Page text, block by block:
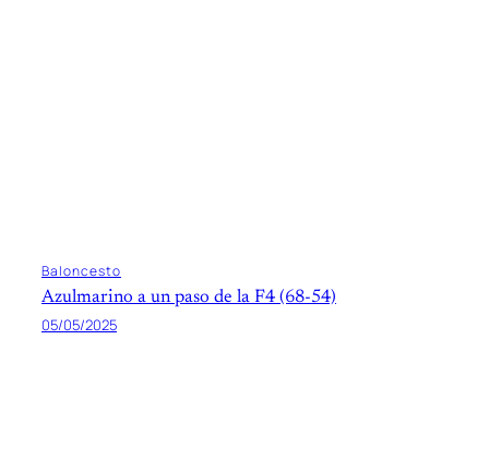
Baloncesto
Azulmarino a un paso de la F4 (68-54)
05/05/2025